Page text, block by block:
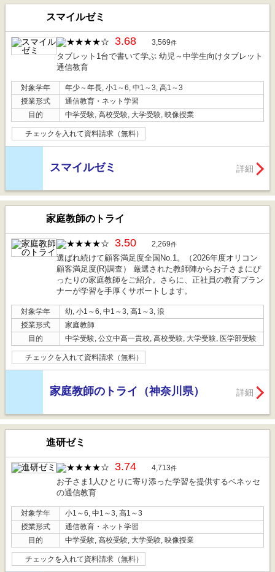
スマイルゼミ
3.68 3,569件
タブレット1台で書いて学ぶ 幼児～中学生向けタブレット
通信教育
対象学年
年少～年長, 小1～6, 中1～3, 高1～3
授業形式
通信教育・ネット学習
目的
中学受験, 高校受験, 大学受験, 映像授業
チェックを入れて資料請求（無料）
スマイルゼミ 詳細
家庭教師のトライ
3.50 2,269件
選ばれ続けて顧客満足度全国No.1。（2026年度オリコン
顧客満足度(R)調査） 厳選された教師陣からお子さまにぴ
ったりの家庭教師をご紹介。さらに、正社員の教育プラン
ナーが学習を手厚くサポートします。
対象学年
幼, 小1～6, 中1～3, 高1～3, 浪
授業形式
家庭教師
目的
中学受験, 公立中高一貫校, 高校受験, 大学受験, 医学部受験
チェックを入れて資料請求（無料）
家庭教師のトライ（神奈川県） 詳細
進研ゼミ
3.74 4,713件
お子さま1人ひとりに寄り添った学習を提供するベネッセ
の通信教育
対象学年
小1～6, 中1～3, 高1～3
授業形式
通信教育・ネット学習
目的
中学受験, 高校受験, 大学受験, 映像授業
チェックを入れて資料請求（無料）